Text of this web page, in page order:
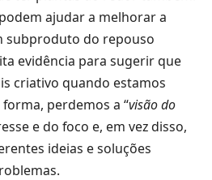
ajudar a melhorar a
subproduto do repouso
evidência para sugerir que
criativo quando estamos
perdemos a “visão do
e do foco e, em vez disso,
ideias e soluções